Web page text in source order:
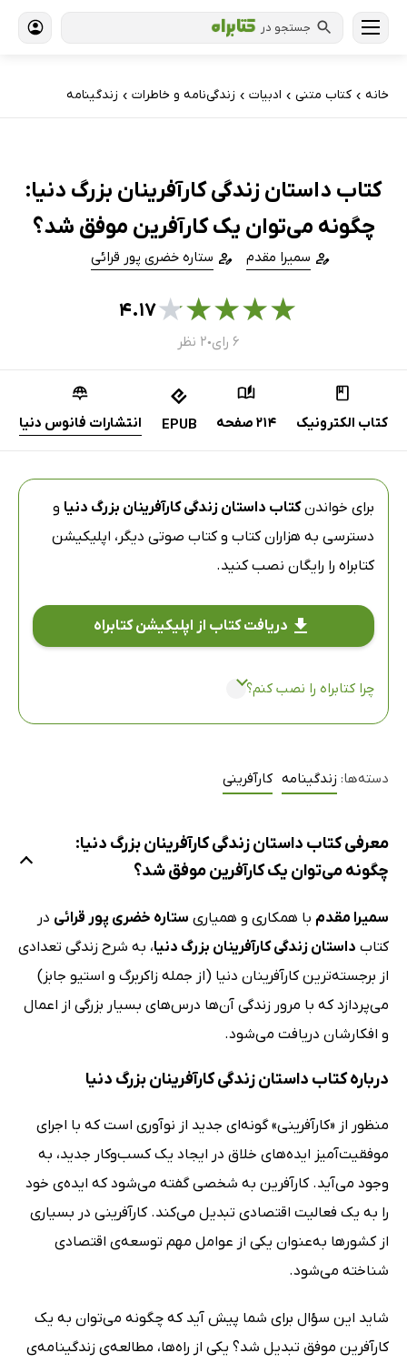
جستجو در
خانه › کتاب‌ متنی › ادبیات › زندگی‌نامه و خاطرات › زندگینامه
کتاب داستان زندگی کارآفرینان بزرگ دنیا:
چگونه می‌توان یک کارآفرین موفق شد؟
سمیرا مقدم ستاره خضری پور قرائی
★
★
★
★
★۴.۱۷
۶ رای ● ۲ نظر
کتاب الکترونیک 214 صفحه EPUB انتشارات فانوس دنیا
برای خواندنکتاب داستان زندگی کارآفرینان بزرگ دنیا و
دسترسی به هزاران کتاب و کتاب صوتی دیگر، اپلیکیشن
کتابراه را رایگان نصب کنید.
دریافت کتاب از اپلیکیشن کتابراه
چرا کتابراه را نصب کنم؟
دسته‌ها: زندگینامه کارآفرینی
معرفی کتاب داستان زندگی کارآفرینان بزرگ دنیا:
چگونه می‌توان یک کارآفرین موفق شد؟
سمیرا مقدم با همکاری و همیاری ستاره خضری پور قرائی در
کتاب داستان زندگی کارآفرینان بزرگ دنیا، به شرح زندگی تعدادی
از برجسته‌ترین کارآفرینان دنیا (از جمله زاکربرگ و استیو جابز)
می‌پردازد که با مرور زندگی آن‌ها درس‌های بسیار بزرگی از اعمال
و افکارشان دریافت می‌شود.
درباره کتاب داستان زندگی کارآفرینان بزرگ دنیا
منظور از «کارآفرینی» گونه‌ای جدید از نوآوری است که با اجرای
موفقیت‌آمیز ایده‌های خلاق در ایجاد یک کسب‌وکار جدید، به
وجود می‌آید. کارآفرین به شخصی گفته می‌شود که ایده‌ی خود
را به یک فعالیت اقتصادی تبدیل می‌کند. کارآفرینی در بسیاری
از کشورها به‌عنوان یکی از عوامل مهم توسعه‌ی اقتصادی
شناخته می‌شود.
شاید این سؤال برای شما پیش آید که چگونه می‌توان به یک
کارآفرین موفق تبدیل شد؟ یکی از راه‌ها، مطالعه‌ی زندگینامه‌ی